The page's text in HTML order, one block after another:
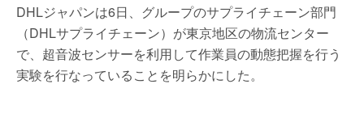
DHLジャパンは6日、グループのサプライチェーン部門
（DHLサプライチェーン）が東京地区の物流センター
で、超音波センサーを利用して作業員の動態把握を行う
実験を行なっていることを明らかにした。